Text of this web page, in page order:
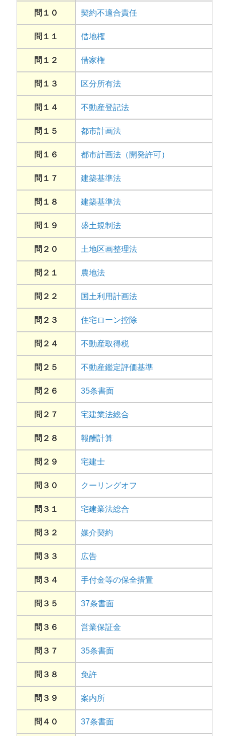
問１０ 契約不適合責任
問１１ 借地権
問１２ 借家権
問１３ 区分所有法
問１４ 不動産登記法
問１５ 都市計画法
問１６ 都市計画法（開発許可）
問１７ 建築基準法
問１８ 建築基準法
問１９ 盛土規制法
問２０ 土地区画整理法
問２１ 農地法
問２２ 国土利用計画法
問２３ 住宅ローン控除
問２４ 不動産取得税
問２５ 不動産鑑定評価基準
問２６ 35条書面
問２７ 宅建業法総合
問２８ 報酬計算
問２９ 宅建士
問３０ クーリングオフ
問３１ 宅建業法総合
問３２ 媒介契約
問３３ 広告
問３４ 手付金等の保全措置
問３５ 37条書面
問３６ 営業保証金
問３７ 35条書面
問３８ 免許
問３９ 案内所
問４０ 37条書面